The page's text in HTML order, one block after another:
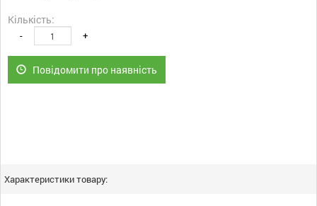
Кількість:
- +
Повідомити про наявність
Характеристики товару: